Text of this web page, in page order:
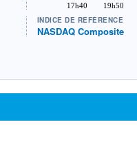
17h40 19h50
INDICE DE RÉFÉRENCE
NASDAQ Composite